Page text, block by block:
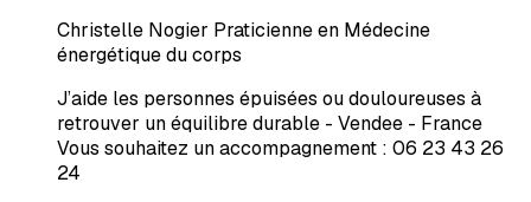
Christelle Nogier Praticienne en Médecine
énergétique du corps
J’aide les personnes épuisées ou douloureuses à
retrouver un équilibre durable - Vendee - France
Vous souhaitez un accompagnement : 06 23 43 26
24